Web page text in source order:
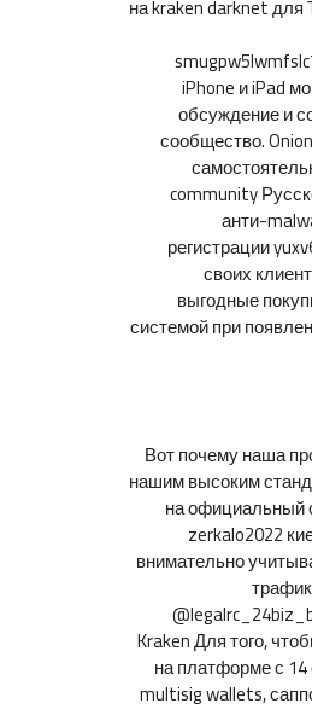
на kraken darknet для
iPhone и iPad
обсуждение и
сообщество.
community
анти-
регистрации
своих
выгодные
системой при
Вот почему наша
нашим высоким
на официальный
zerkalo2022
внимательно
Kraken Для того,
на платформе с
multisig wallets,